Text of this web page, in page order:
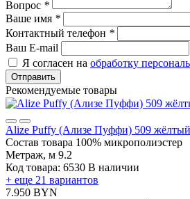
Вопрос *
Ваше имя *
Контактный телефон *
Ваш E-mail
Я согласен на обработку
Отправить
Рекомендуемые товары
Alize Puffy (Ализе Пуффи) 509 жёлтый
Состав товара 100% микрополиэстер
Метраж, м 9.2
Код товара: 6530 В наличии
+ еще 21 вариантов
7.950 BYN